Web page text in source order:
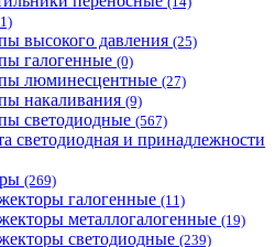
высокого давления (25)
галогенные (0)
люминесцентные (27)
накаливания (9)
светодиодные (567)
светодиодная и принадлежности
(269)
галогенные (11)
металлогалогенные (19)
светодиодные (239)